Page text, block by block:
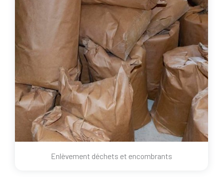
Enlèvement déchets et encombrants